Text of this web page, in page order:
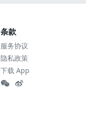
条款
服务协议
隐私政策
下载 App